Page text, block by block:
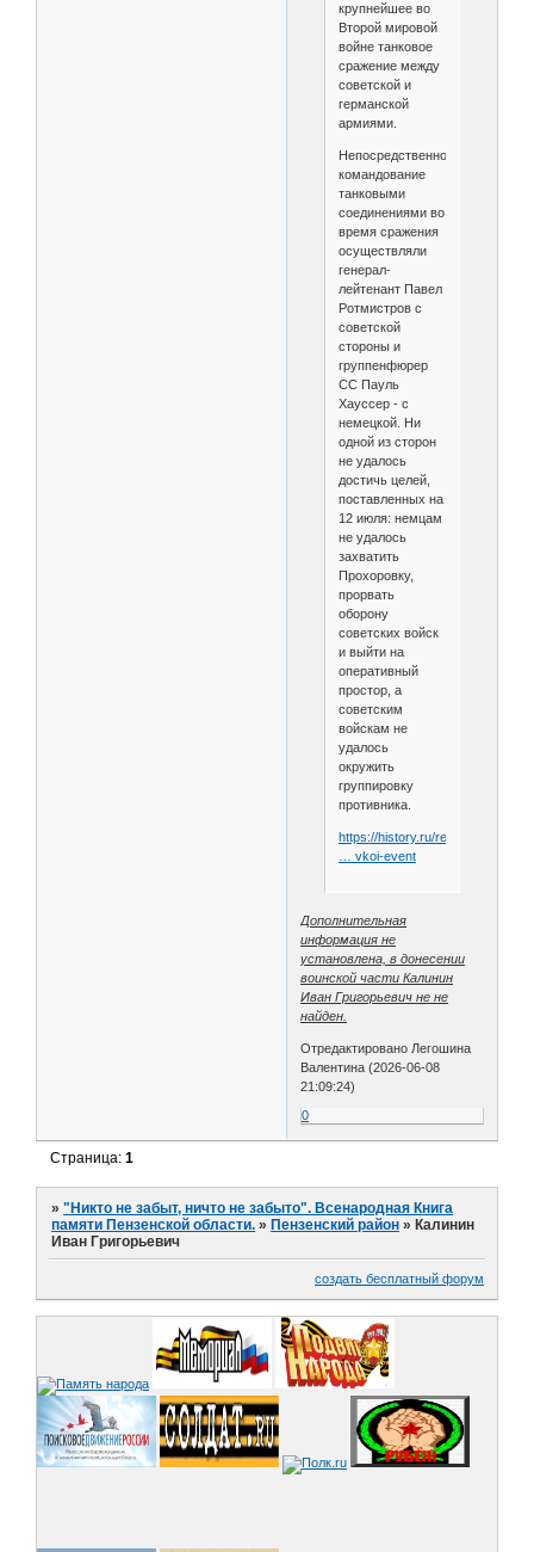
крупнейшее во
Второй мировой
войне танковое
сражение между
советской и
германской
армиями.
Непосредственное
командование
танковыми
соединениями во
время сражения
осуществляли
генерал-
лейтенант Павел
Ротмистров с
советской
стороны и
группенфюрер
СС Пауль
Хауссер - с
немецкой. Ни
одной из сторон
не удалось
достичь целей,
поставленных на
12 июля: немцам
не удалось
захватить
Прохоровку,
прорвать
оборону
советских войск
и выйти на
оперативный
простор, а
советским
войскам не
удалось
окружить
группировку
противника.
https://history.ru/read/articles/
… vkoi-event
Дополнительная
информация не
установлена, в донесении
воинской части Калинин
Иван Григорьевич не не
найден.
Отредактировано Легошина
Валентина (2026-06-08
21:09:24)
0
Страница:1
»"Никто не забыт, ничто не забыто". Всенародная Книга
памяти Пензенской области. »Пензенский район »Калинин
Иван Григорьевич
создать бесплатный форум